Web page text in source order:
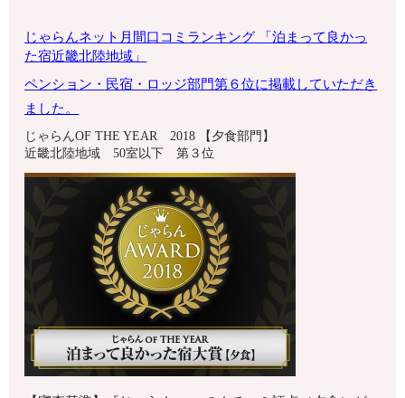
じゃらんネット月間口コミランキング 「泊まって良かっ
た宿近畿北陸地域」
ペンション・ 民宿・ロッジ部門第６位に掲載していただき
ました。
じゃらんOF THE YEAR 2018 【夕食部門】
近畿北陸地域 50室以下 第３位